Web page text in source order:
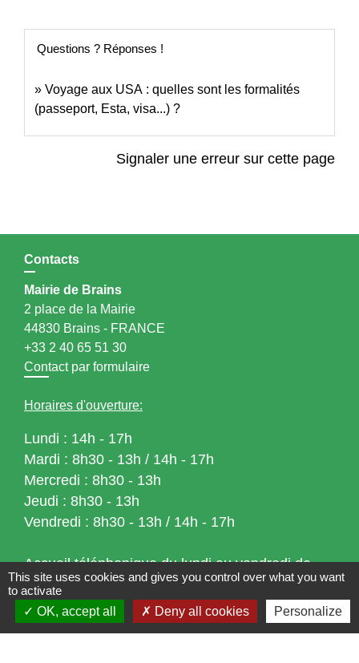
Questions ? Réponses !
Voyage aux USA : quelles sont les formalités
(passeport, Esta, visa...) ?
Signaler une erreur sur cette page
Contacts
Mairie de Brains
2 place de la Mairie
44830 Brains - FRANCE
+33 2 40 65 51 30
Contact par formulaire
Horaires d'ouverture:
Lundi : 14h - 17h
Mardi : 8h30 - 13h / 14h - 17h
Mercredi : 8h30 - 13h
Jeudi : 8h30 - 13h
Vendredi : 8h30 - 13h / 14h - 17h
Accueil téléphoniquedu lundi au vendredi de
8h30 à 13h et de 14h à 17h
This site uses cookies and gives you control over what you want
to activate
OK, accept all
Deny all cookies Personalize